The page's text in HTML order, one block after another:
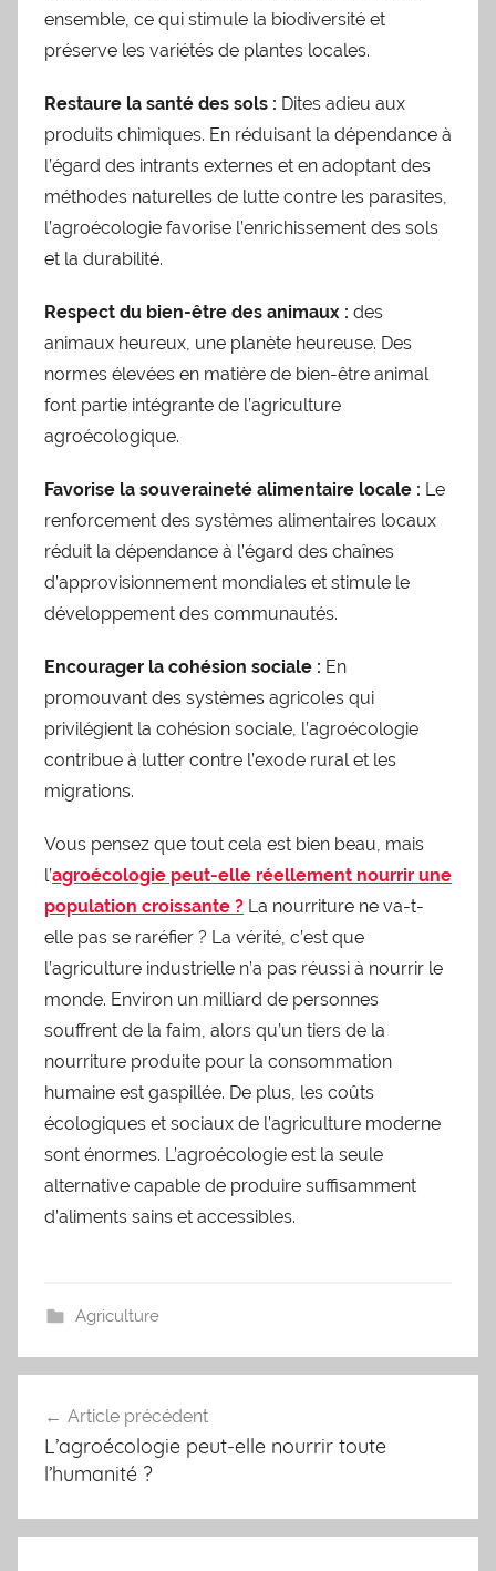
ensemble, ce qui stimule la biodiversité et
préserve les variétés de plantes locales.
Restaure la santé des sols : Dites adieu aux
produits chimiques. En réduisant la dépendance à
l’égard des intrants externes et en adoptant des
méthodes naturelles de lutte contre les parasites,
l’agroécologie favorise l’enrichissement des sols
et la durabilité.
Respect du bien-être des animaux : des
animaux heureux, une planète heureuse. Des
normes élevées en matière de bien-être animal
font partie intégrante de l’agriculture
agroécologique.
Favorise la souveraineté alimentaire locale : Le
renforcement des systèmes alimentaires locaux
réduit la dépendance à l’égard des chaînes
d’approvisionnement mondiales et stimule le
développement des communautés.
Encourager la cohésion sociale : En
promouvant des systèmes agricoles qui
privilégient la cohésion sociale, l’agroécologie
contribue à lutter contre l’exode rural et les
migrations.
Vous pensez que tout cela est bien beau, mais
l’agroécologie peut-elle réellement nourrir une
population croissante ? La nourriture ne va-t-
elle pas se raréfier ? La vérité, c’est que
l’agriculture industrielle n’a pas réussi à nourrir le
monde. Environ un milliard de personnes
souffrent de la faim, alors qu’un tiers de la
nourriture produite pour la consommation
humaine est gaspillée. De plus, les coûts
écologiques et sociaux de l’agriculture moderne
sont énormes. L’agroécologie est la seule
alternative capable de produire suffisamment
d’aliments sains et accessibles.
Agriculture
de
l’article
Article précédent
L’agroécologie peut-elle nourrir toute
l’humanité ?